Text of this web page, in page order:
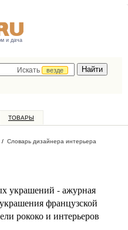
и дача
Искать
везде
ТОВАРЫ
/ Словарь дизайнера интерьера
украшений - ажурная
французской
рококо и интерьеров